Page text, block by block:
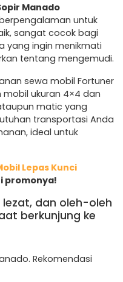
Manado
untuk
sangat cocok bagi
yang ingin menikmati
tentang mengemudi.
sewa mobil Fortuner
ukuran 4×4 dan
matic yang
transportasi Anda
ideal untuk
Lepas Kunci
promonya!
lezat, dan oleh-oleh
berkunjung ke
Rekomendasi